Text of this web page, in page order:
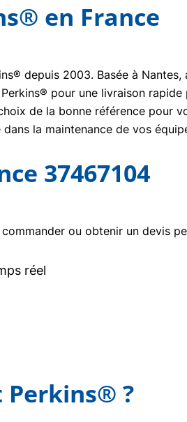
en France
depuis 2003. Basée à Nantes,
pour une livraison rapide
de la bonne référence pour
la maintenance de vos
37467104
ou obtenir un devis
réel
?